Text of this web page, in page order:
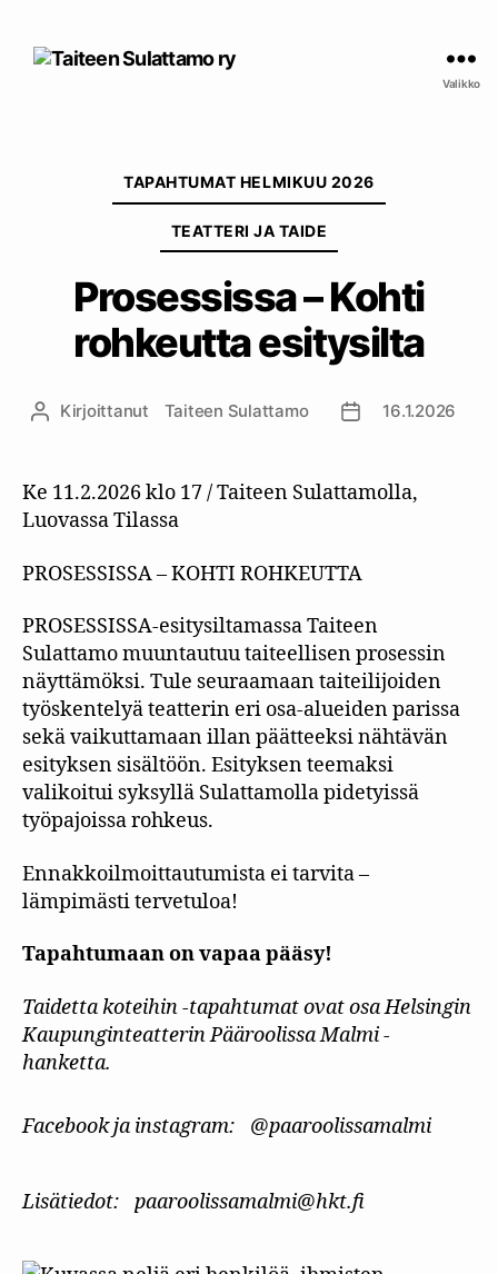
Valikko
TAPAHTUMAT HELMIKUU 2026
TEATTERI JA TAIDE
Prosessissa – Kohti
rohkeutta esitysilta
Kirjoittaja
Kirjoittanut Taiteen Sulattamo 16.1.2026
Ke 11.2.2026 klo 17 / Taiteen Sulattamolla,
Luovassa Tilassa
PROSESSISSA – KOHTI ROHKEUTTA
PROSESSISSA-esitysiltamassa Taiteen
Sulattamo muuntautuu taiteellisen prosessin
näyttämöksi. Tule seuraamaan taiteilijoiden
työskentelyä teatterin eri osa-alueiden parissa
sekä vaikuttamaan illan päätteeksi nähtävän
esityksen sisältöön. Esityksen teemaksi
valikoitui syksyllä Sulattamolla pidetyissä
työpajoissa rohkeus.
Ennakkoilmoittautumista ei tarvita –
lämpimästi tervetuloa!
Tapahtumaan on vapaa pääsy!
Taidetta koteihin -tapahtumat ovat osa Helsingin
Kaupunginteatterin Pääroolissa Malmi -
hanketta.
Facebook ja instagram: @paaroolissamalmi
Lisätiedot: paaroolissamalmi@hkt.fi